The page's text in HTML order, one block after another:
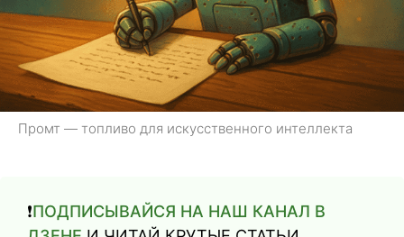
Промт — топливо для искусственного интеллекта
❗️ПОДПИСЫВАЙСЯ НА НАШ КАНАЛ В